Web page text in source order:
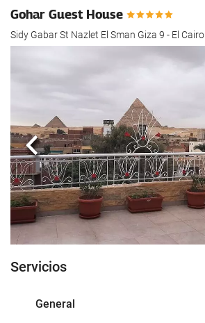
Gohar Guest House
Sidy Gabar St Nazlet El Sman Giza 9 - El Cairo
Anterior
Servicios
General